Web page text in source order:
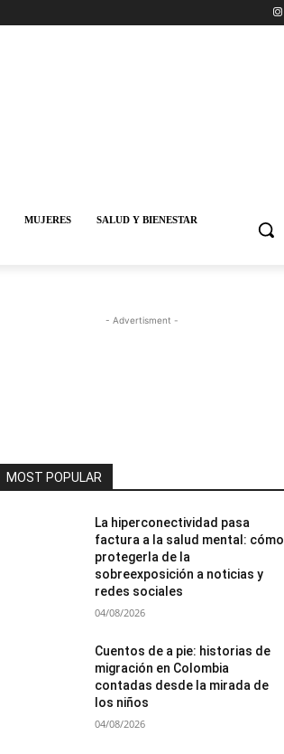
MUJERES
SALUD Y BIENESTAR
- Advertisment -
MOST POPULAR
La hiperconectividad pasa
factura a la salud mental: cómo
protegerla de la
sobreexposición a noticias y
redes sociales
04/08/2026
Cuentos de a pie: historias de
migración en Colombia
contadas desde la mirada de
los niños
04/08/2026